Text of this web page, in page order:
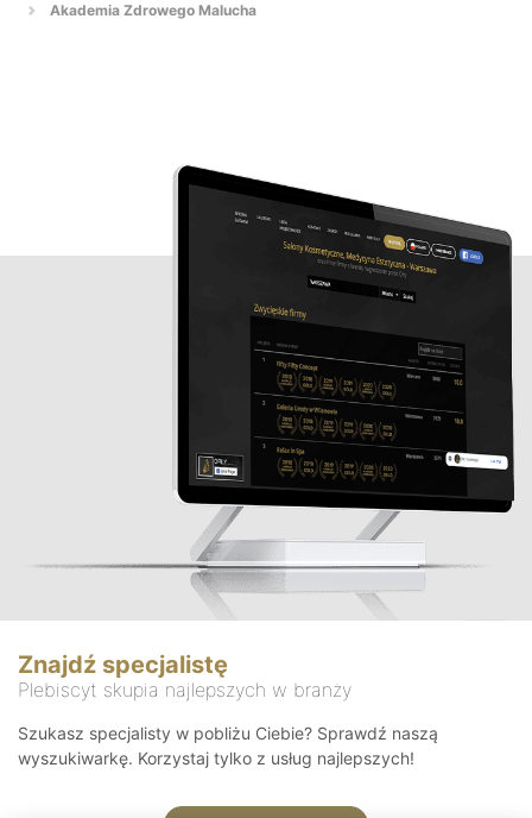
Akademia Zdrowego Malucha
Znajdź specjalistę
Plebiscyt skupia najlepszych w branży
Szukasz specjalisty w pobliżu Ciebie? Sprawdź naszą
wyszukiwarkę. Korzystaj tylko z usług najlepszych!